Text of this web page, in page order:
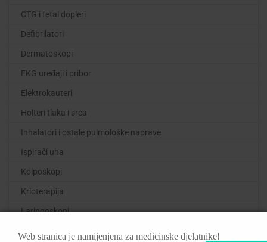
CTG i fetal dopleri
Defibrilatori
Dermatoskopi
EKG uređaji i pribor
Elektrokauteri
Holteri tlaka i srca
Inhalatori i ostale pulmološke naprave
Ispirači uha
Kolposkopi
Krioterapija
Laringoskopi
Web stranica je namijenjena za medicinske djelatnike!